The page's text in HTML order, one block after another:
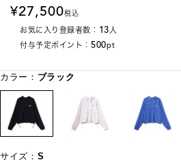
27,500税込
お気に入り登録者数： 13人
付与予定ポイント： 500pt
カラー： ブラック
サイズ： S